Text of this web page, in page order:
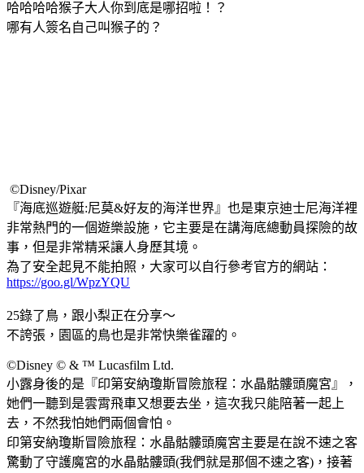
哈哈哈哈猴子大人你到底是哪招啦！？
哪有人簽名自己叫猴子的？
©Disney/Pixar
『海底巡遊艇:尼莫&好友的海洋世界』也是東京迪士尼海洋裡
非常熱門的一個遊樂設施，它主要是在講海底總動員探險的故
事，但是非常精采讓人身歷其境。
為了安全起見不能拍照，大家可以自行參考官方的網站：
https://goo.gl/WpzYQU
25錄了鳥，跟小梨正在分享～
不誇張，園區的鳥也是非常快樂雀躍的。
©Disney © & ™ Lucasfilm Ltd.
小露身後的是『印第安納瓊斯冒險旅程：水晶骷髏頭魔宮』，
她們一聽到是雲霄飛車又想要去坐，這次我只能陪著一起上
去，不然我怕她們兩個會怕。
印第安納瓊斯冒險旅程：水晶骷髏頭魔宮主要是在說不速之客
驚動了守護魔宮的水晶骷髏頭(我們就是那個不速之客)，接著